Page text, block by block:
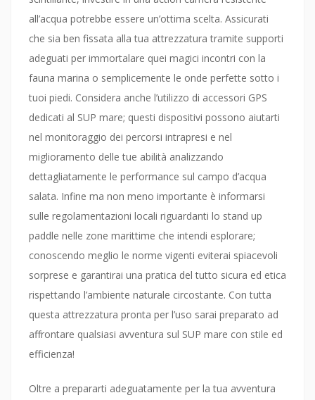
all’acqua potrebbe essere un’ottima scelta. Assicurati
che sia ben fissata alla tua attrezzatura tramite supporti
adeguati per immortalare quei magici incontri con la
fauna marina o semplicemente le onde perfette sotto i
tuoi piedi. Considera anche l’utilizzo di accessori GPS
dedicati al SUP mare; questi dispositivi possono aiutarti
nel monitoraggio dei percorsi intrapresi e nel
miglioramento delle tue abilità analizzando
dettagliatamente le performance sul campo d’acqua
salata. Infine ma non meno importante è informarsi
sulle regolamentazioni locali riguardanti lo stand up
paddle nelle zone marittime che intendi esplorare;
conoscendo meglio le norme vigenti eviterai spiacevoli
sorprese e garantirai una pratica del tutto sicura ed etica
rispettando l’ambiente naturale circostante. Con tutta
questa attrezzatura pronta per l’uso sarai preparato ad
affrontare qualsiasi avventura sul SUP mare con stile ed
efficienza!
Oltre a prepararti adeguatamente per la tua avventura